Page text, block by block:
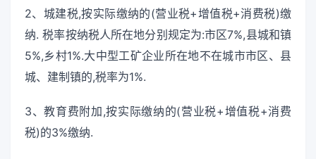
2、城建税,按实际缴纳的(营业税+增值税+消费税)缴
纳. 税率按纳税人所在地分别规定为:市区7%,县城和镇
5%,乡村1%.大中型工矿企业所在地不在城市市区、县
城、建制镇的,税率为1%.
3、教育费附加,按实际缴纳的(营业税+增值税+消费
税)的3%缴纳.